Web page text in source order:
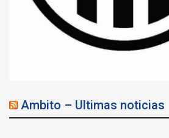
Ambito – Ultimas noticias